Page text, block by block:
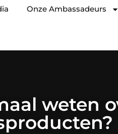
Onze Ambassadeurs
weten